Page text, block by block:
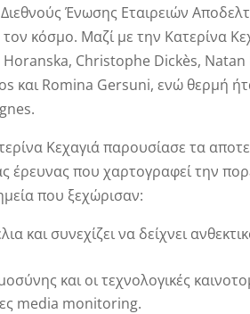
Ένωσης Εταιρειών
κόσμο. Μαζί με την Κατερίνα
Christophe Dickès,
και Romina Gersuni, ενώ θερμή
Κεχαγιά παρουσίασε τα
έρευνας που χαρτογραφεί την
που ξεχώρισαν:
και συνεχίζει να δείχνει
και οι τεχνολογικές
media monitoring.